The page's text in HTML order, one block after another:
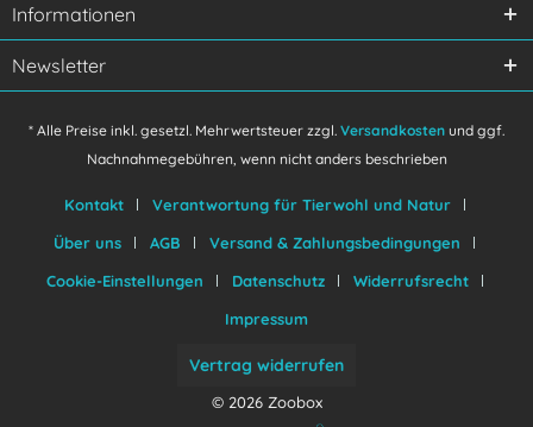
Informationen
Newsletter
* Alle Preise inkl. gesetzl. Mehrwertsteuer zzgl. Versandkosten und ggf.
Nachnahmegebühren, wenn nicht anders beschrieben
Kontakt
Verantwortung für Tierwohl und Natur
Über uns
AGB
Versand & Zahlungsbedingungen
Cookie-Einstellungen
Datenschutz
Widerrufsrecht
Impressum
Vertrag widerrufen
© 2026 Zoobox